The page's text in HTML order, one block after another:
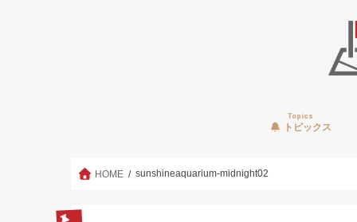
Topics
トピックス
HOME sunshineaquarium-midnight02